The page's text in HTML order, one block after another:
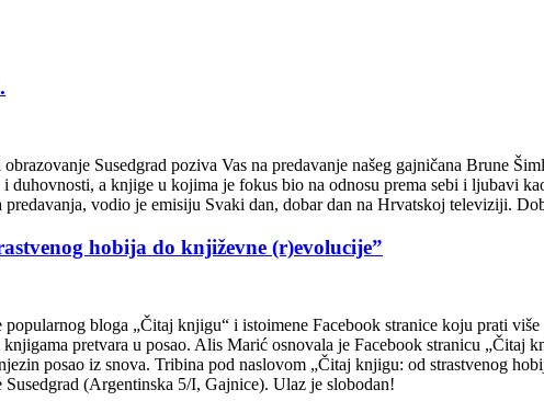
Susedgrad poziva Vas na predavanje našeg gajničana Brune
a knjige u kojima je fokus bio na odnosu prema sebi i ljubavi
vodio je emisiju Svaki dan, dobar dan na Hrvatskoj televiziji.
hobija do književne (r)evolucije”
bloga „Čitaj knjigu“ i istoimene Facebook stranice koju prati
pretvara u posao. Alis Marić osnovala je Facebook stranicu
posao iz snova. Tribina pod naslovom „Čitaj knjigu: od strastvenog
(Argentinska 5/I, Gajnice). Ulaz je slobodan!